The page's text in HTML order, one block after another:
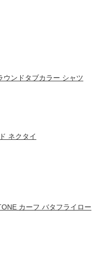
ンドタブカラー シャツ
ネクタイ
カーフ バタフライロー